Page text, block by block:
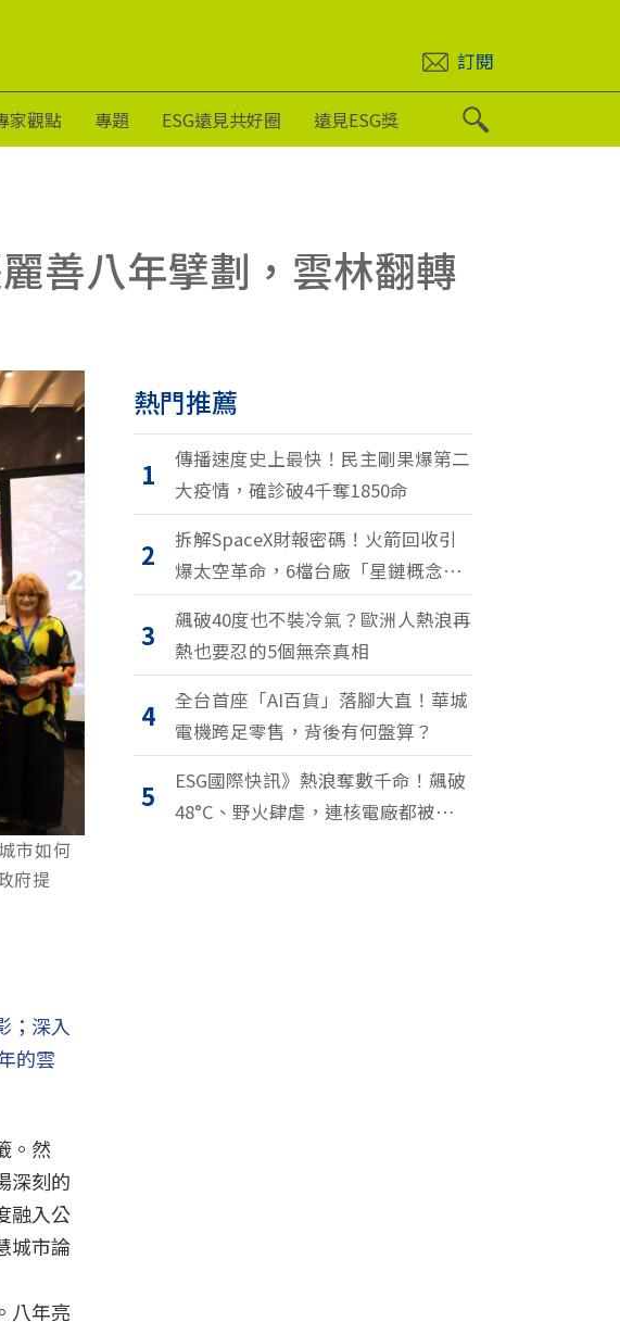
訂閱
家觀點 專題 ESG遠見共好圈 遠見ESG獎
善八年擘劃，雲林翻轉
市如何
府提
；深入
的雲
。然
深刻的
融入公
城市論
八年亮
熱門推薦
1
傳播速度史上最快！民主剛果爆第二
大疫情，確診破4千奪1850命
2
拆解SpaceX財報密碼！火箭回收引
爆太空革命，6檔台廠「星鏈概念
股」搶紅利
3
飆破40度也不裝冷氣？歐洲人熱浪再
熱也要忍的5個無奈真相
4
全台首座「AI百貨」落腳大直！華城
電機跨足零售，背後有何盤算？
5
ESG國際快訊》熱浪奪數千命！飆破
48°C、野火肆虐，連核電廠都被逼停